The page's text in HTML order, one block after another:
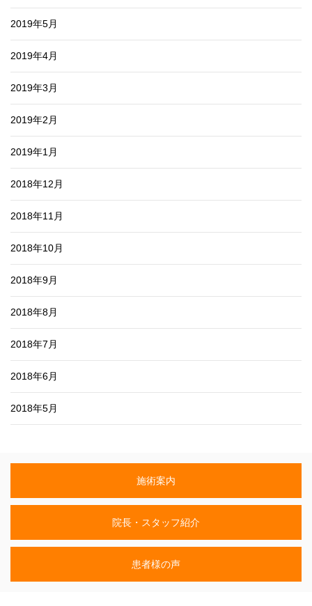
2019年5月
2019年4月
2019年3月
2019年2月
2019年1月
2018年12月
2018年11月
2018年10月
2018年9月
2018年8月
2018年7月
2018年6月
2018年5月
施術案内
院長・スタッフ紹介
患者様の声